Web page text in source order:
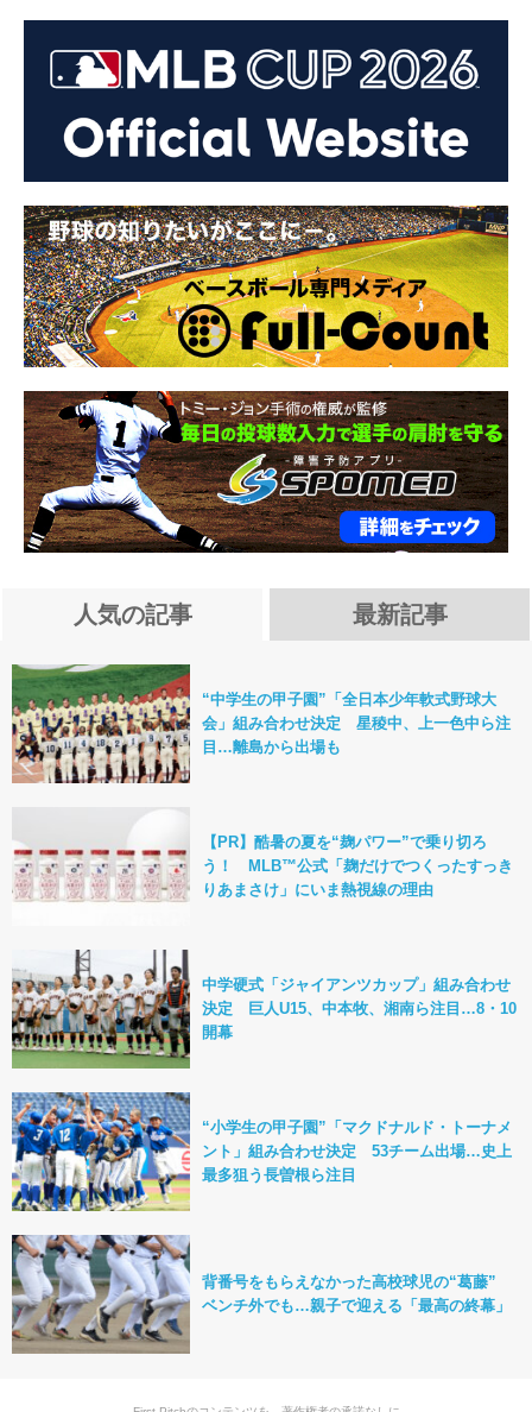
人気の記事 最新記事
“中学生の甲子園”「全日本少年軟式野球大
会」組み合わせ決定 星稜中、上一色中ら注
目…離島から出場も
【PR】酷暑の夏を“麹パワー”で乗り切ろ
う！ MLB™公式「麹だけでつくったすっき
りあまさけ」にいま熱視線の理由
中学硬式「ジャイアンツカップ」組み合わせ
決定 巨人U15、中本牧、湘南ら注目…8・10
開幕
“小学生の甲子園”「マクドナルド・トーナメ
ント」組み合わせ決定 53チーム出場…史上
最多狙う長曽根ら注目
背番号をもらえなかった高校球児の“葛藤”
ベンチ外でも…親子で迎える「最高の終幕」